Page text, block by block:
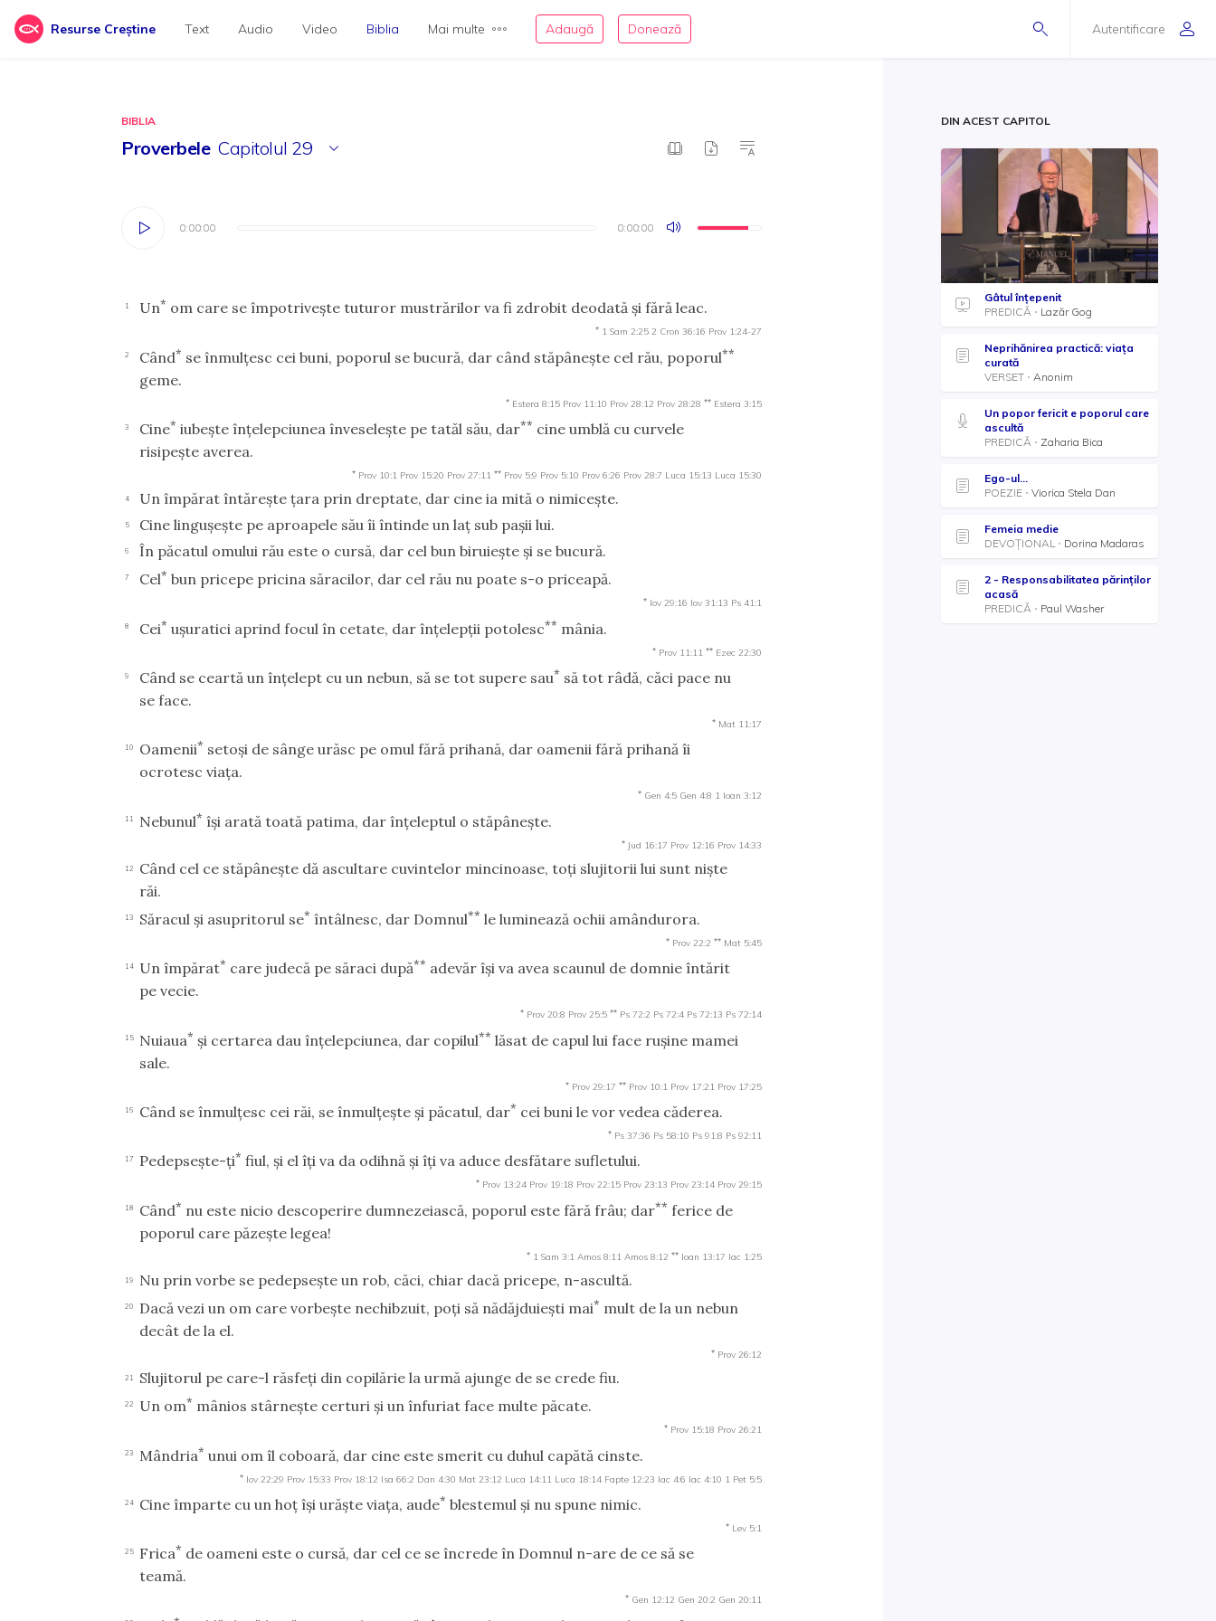
Resurse Creștine Autentificare
Text Audio Video Biblia Mai multe Adaugă Donează
BIBLIA
Proverbele Capitolul 29
0:00:00 0:00:00
0:00:00 0:00:00
1 Un* om care se împotriveşte tuturor mustrărilor va fi zdrobit deodată şi fără leac.
* 1 Sam 2:25 2 Cron 36:16 Prov 1:24-27
2 Când* se înmulţesc cei buni, poporul se bucură, dar când stăpâneşte cel rău, poporul**
geme.
* Estera 8:15 Prov 11:10 Prov 28:12 Prov 28:28 ** Estera 3:15
3 Cine* iubeşte înţelepciunea înveseleşte pe tatăl său, dar** cine umblă cu curvele
risipeşte averea.
* Prov 10:1 Prov 15:20 Prov 27:11 ** Prov 5:9 Prov 5:10 Prov 6:26 Prov 28:7 Luca 15:13 Luca 15:30
4 Un împărat întăreşte ţara prin dreptate, dar cine ia mită o nimiceşte.
5 Cine linguşeşte pe aproapele său îi întinde un laţ sub paşii lui.
6 În păcatul omului rău este o cursă, dar cel bun biruieşte şi se bucură.
7 Cel* bun pricepe pricina săracilor, dar cel rău nu poate s-o priceapă.
* Iov 29:16 Iov 31:13 Ps 41:1
8 Cei* uşuratici aprind focul în cetate, dar înţelepţii potolesc** mânia.
* Prov 11:11 ** Ezec 22:30
9 Când se ceartă un înţelept cu un nebun, să se tot supere sau* să tot râdă, căci pace nu
se face.
* Mat 11:17
10 Oamenii* setoşi de sânge urăsc pe omul fără prihană, dar oamenii fără prihană îi
ocrotesc viaţa.
* Gen 4:5 Gen 4:8 1 Ioan 3:12
11 Nebunul* îşi arată toată patima, dar înţeleptul o stăpâneşte.
* Jud 16:17 Prov 12:16 Prov 14:33
12
Când cel ce stăpâneşte dă ascultare cuvintelor mincinoase, toţi slujitorii lui sunt nişte
răi.
13 Săracul şi asupritorul se* întâlnesc, dar Domnul** le luminează ochii amândurora.
* Prov 22:2 ** Mat 5:45
14 Un împărat* care judecă pe săraci după** adevăr îşi va avea scaunul de domnie întărit
pe vecie.
* Prov 20:8 Prov 25:5 ** Ps 72:2 Ps 72:4 Ps 72:13 Ps 72:14
15 Nuiaua* şi certarea dau înţelepciunea, dar copilul** lăsat de capul lui face ruşine mamei
sale.
* Prov 29:17 ** Prov 10:1 Prov 17:21 Prov 17:25
16 Când se înmulţesc cei răi, se înmulţeşte şi păcatul, dar* cei buni le vor vedea căderea.
* Ps 37:36 Ps 58:10 Ps 91:8 Ps 92:11
17 Pedepseşte-ţi* fiul, şi el îţi va da odihnă şi îţi va aduce desfătare sufletului.
* Prov 13:24 Prov 19:18 Prov 22:15 Prov 23:13 Prov 23:14 Prov 29:15
18 Când* nu este nicio descoperire dumnezeiască, poporul este fără frâu; dar** ferice de
poporul care păzeşte legea!
* 1 Sam 3:1 Amos 8:11 Amos 8:12 ** Ioan 13:17 Iac 1:25
19 Nu prin vorbe se pedepseşte un rob, căci, chiar dacă pricepe, n-ascultă.
20 Dacă vezi un om care vorbeşte nechibzuit, poţi să nădăjduieşti mai* mult de la un nebun
decât de la el.
* Prov 26:12
21 Slujitorul pe care-l răsfeţi din copilărie la urmă ajunge de se crede fiu.
22 Un om* mânios stârneşte certuri şi un înfuriat face multe păcate.
* Prov 15:18 Prov 26:21
23 Mândria* unui om îl coboară, dar cine este smerit cu duhul capătă cinste.
* Iov 22:29 Prov 15:33 Prov 18:12 Isa 66:2 Dan 4:30 Mat 23:12 Luca 14:11 Luca 18:14 Fapte 12:23 Iac 4:6 Iac 4:10 1 Pet 5:5
24 Cine împarte cu un hoţ îşi urăşte viaţa, aude* blestemul şi nu spune nimic.
* Lev 5:1
25 Frica* de oameni este o cursă, dar cel ce se încrede în Domnul n-are de ce să se
teamă.
* Gen 12:12 Gen 20:2 Gen 20:11
DIN ACEST CAPITOL
Gâtul înțepenit
PREDICĂ
Lazăr Gog
Neprihănirea practică: viața
curată
VERSET
Anonim
Un popor fericit e poporul care
ascultă
PREDICĂ
Zaharia Bica
Ego-ul...
POEZIE
Viorica Stela Dan
Femeia medie
DEVOȚIONAL
Dorina Madaras
2 - Responsabilitatea părinților
acasă
PREDICĂ
Paul Washer